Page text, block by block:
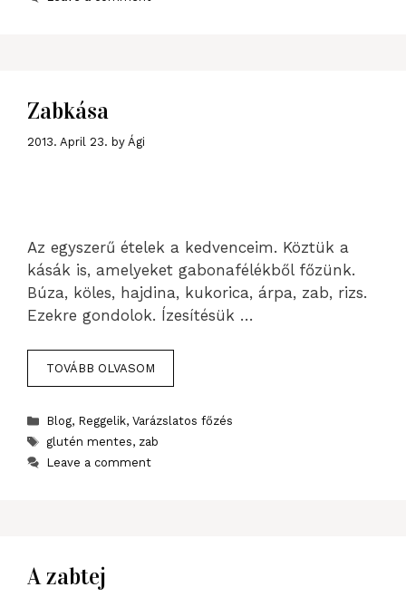
Zabkása
2013. April 23. by Ági
Az egyszerű ételek a kedvenceim. Köztük a
kásák is, amelyeket gabonafélékből főzünk.
Búza, köles, hajdina, kukorica, árpa, zab, rizs.
Ezekre gondolok. Ízesítésük …
TOVÁBB OLVASOM
Categories
Blog, Reggelik, Varázslatos főzés
Tags
glutén mentes, zab
Leave a comment
A zabtej